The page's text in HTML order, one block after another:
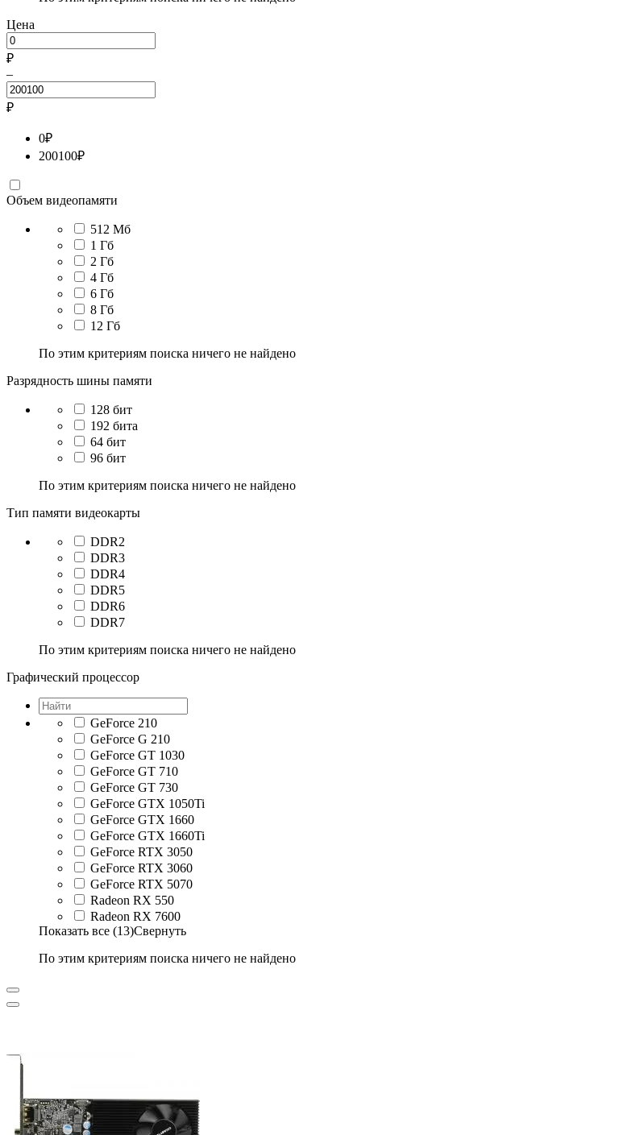
Цена
₽
–
₽
0₽
200100₽
Объем видеопамяти
512 Мб
1 Гб
2 Гб
4 Гб
6 Гб
8 Гб
12 Гб
По этим критериям поиска ничего не найдено
Разрядность шины памяти
128 бит
192 бита
64 бит
96 бит
По этим критериям поиска ничего не найдено
Тип памяти видеокарты
DDR2
DDR3
DDR4
DDR5
DDR6
DDR7
По этим критериям поиска ничего не найдено
Графический процессор
GeForce 210
GeForce G 210
GeForce GT 1030
GeForce GT 710
GeForce GT 730
GeForce GTX 1050Ti
GeForce GTX 1660
GeForce GTX 1660Ti
GeForce RTX 3050
GeForce RTX 3060
GeForce RTX 5070
Radeon RX 550
Radeon RX 7600
Показать все (13)Свернуть
По этим критериям поиска ничего не найдено